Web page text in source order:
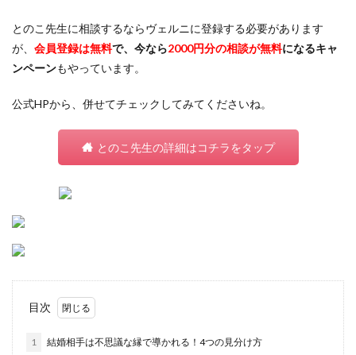
とのこ先生に相談するならヴェルニに登録する必要があります
が、 会員登録は無料で、今なら2000円分の相談が無料になるキャ
ンペーンもやっています。
公式HPから、併せてチェックしてみてくださいね。
とのこ先生の詳細はコチラをタップ
目次
1 結婚相手は不思議な縁で導かれる！4つの見分け方